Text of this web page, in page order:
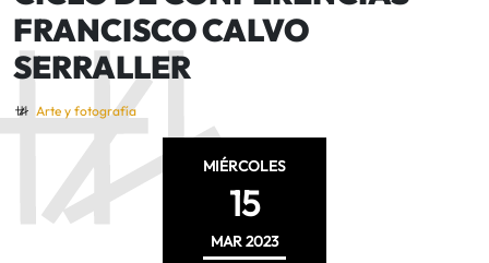
FRANCISCO CALVO
SERRALLER
Arte y fotografía
MIÉRCOLES
15
MAR2023